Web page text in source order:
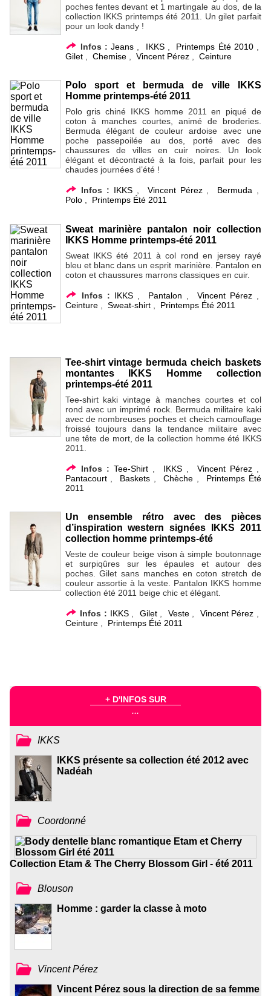
poches fentes devant et 1 martingale au dos, de la
collection IKKS printemps été 2011. Un gilet parfait
pour un look dandy !
Infos : Jeans IKKS, Printemps Été 2010,
Gilet, Chemise, Vincent Pérez, Ceinture
Polo sport et bermuda de ville IKKS
Homme printemps-été 2011
Polo gris chiné IKKS homme 2011 en piqué de
coton à manches courtes, animé de broderies.
Bermuda élégant de couleur ardoise avec une
poche passepoilée au dos, porté avec des
chaussures de villes en cuir noires. Un look
élégant et décontracté à la fois, parfait pour les
chaudes journées d’été !
Infos : IKKS , Vincent Pérez, Bermuda ,
Polo, Printemps Été 2011
Sweat marinière pantalon noir collection
IKKS Homme printemps-été 2011
Sweat IKKS été 2011 à col rond en jersey rayé
bleu et blanc dans un esprit marinière. Pantalon en
coton et chaussures marrons classiques en cuir.
Infos : IKKS, Pantalon Vincent Pérez,
Ceinture, Sweat-shirt, Printemps Été 2011
Tee-shirt vintage bermuda cheich baskets
montantes IKKS Homme collection
printemps-été 2011
Tee-shirt kaki vintage à manches courtes et col
rond avec un imprimé rock. Bermuda militaire kaki
avec de nombreuses poches et cheich camouflage
froissé toujours dans la tendance militaire avec
une tête de mort, de la collection homme été IKKS
2011.
Infos : Tee-Shirt IKKS ,Vincent Pérez
Pantacourt, Baskets ,Chèche
Printemps Été
2011
Un ensemble rétro avec des pièces
d’inspiration western signées IKKS 2011
collection homme printemps-été
Veste de couleur beige vison à simple boutonnage
et surpiqûres sur les épaules et autour des
poches. Gilet sans manches en coton stretch de
couleur assortie à la veste. Pantalon IKKS homme
collection été 2011 beige chic et élégant.
Infos : IKKS, Gilet, Veste, Vincent Pérez ,
Ceinture, Printemps Été 2011
+ D'INFOS SUR
...
IKKS
IKKS présente sa collection été 2012 avec
Nadéah
Coordonné
Collection Etam & The Cherry Blossom Girl - été 2011
Blouson
Homme : garder la classe à moto
Vincent Pérez
Vincent Pérez sous la direction de sa femme